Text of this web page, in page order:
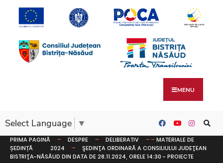
MENU
Select Language ▼
PRIMA PAGINĂ DESPRE DELIBERATIV
MATERIALE DE
ȘEDINȚĂ
2024
ŞEDINŢA ORDINARĂ A CONSILIULUI JUDEŢEAN
BISTRIŢA-NĂSĂUD DIN DATA DE 28.11.2024, ORELE 14:30 - PROIECTE